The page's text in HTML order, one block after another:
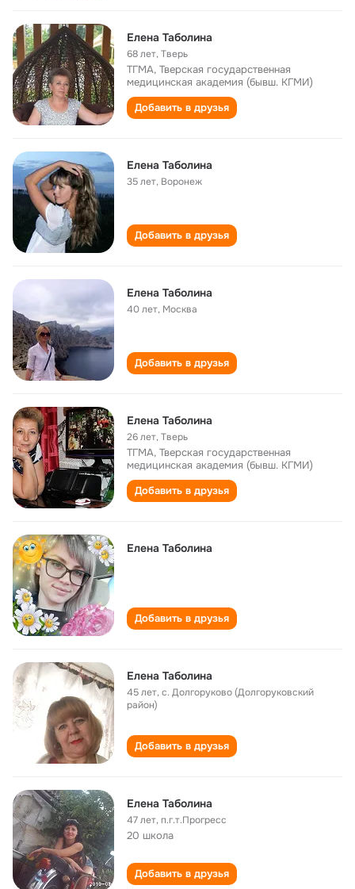
Елена Таболина
68 лет,Тверь
ТГМА, Тверская государственная
медицинская академия (бывш. КГМИ)
Добавить в друзья
Елена Таболина
35 лет, Воронеж
Добавить в друзья
Елена Таболина
40 лет, Москва
Добавить в друзья
Елена Таболина
26 лет,Тверь
ТГМА, Тверская государственная
медицинская академия (бывш. КГМИ)
Добавить в друзья
Елена Таболина
Добавить в друзья
Елена Таболина
45 лет,с. Долгоруково (Долгоруковский
район)
Добавить в друзья
Елена Таболина
47 лет,п.г.т.Прогресс
20 школа
Добавить в друзья